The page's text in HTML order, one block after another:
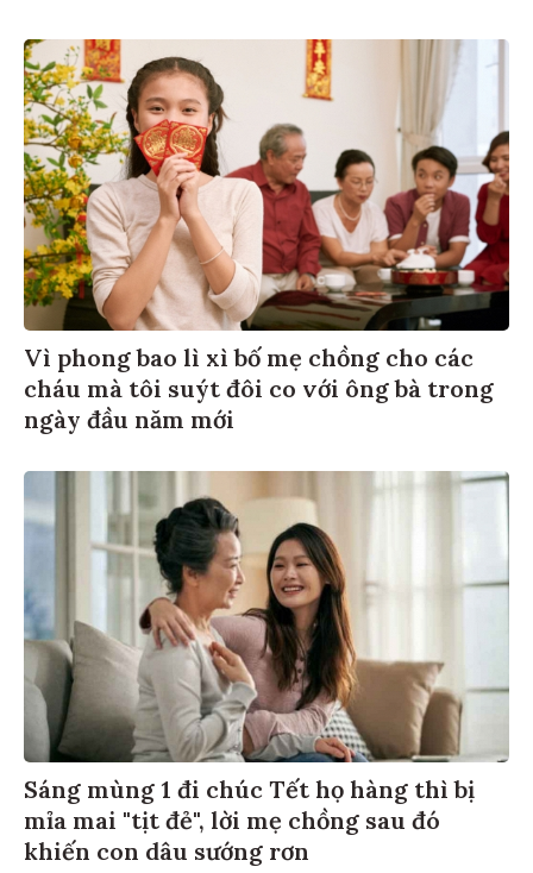
Vì phong bao lì xì bố mẹ chồng cho các
cháu mà tôi suýt đôi co với ông bà trong
ngày đầu năm mới
Sáng mùng 1 đi chúc Tết họ hàng thì bị
mỉa mai "tịt đẻ", lời mẹ chồng sau đó
khiến con dâu sướng rơn